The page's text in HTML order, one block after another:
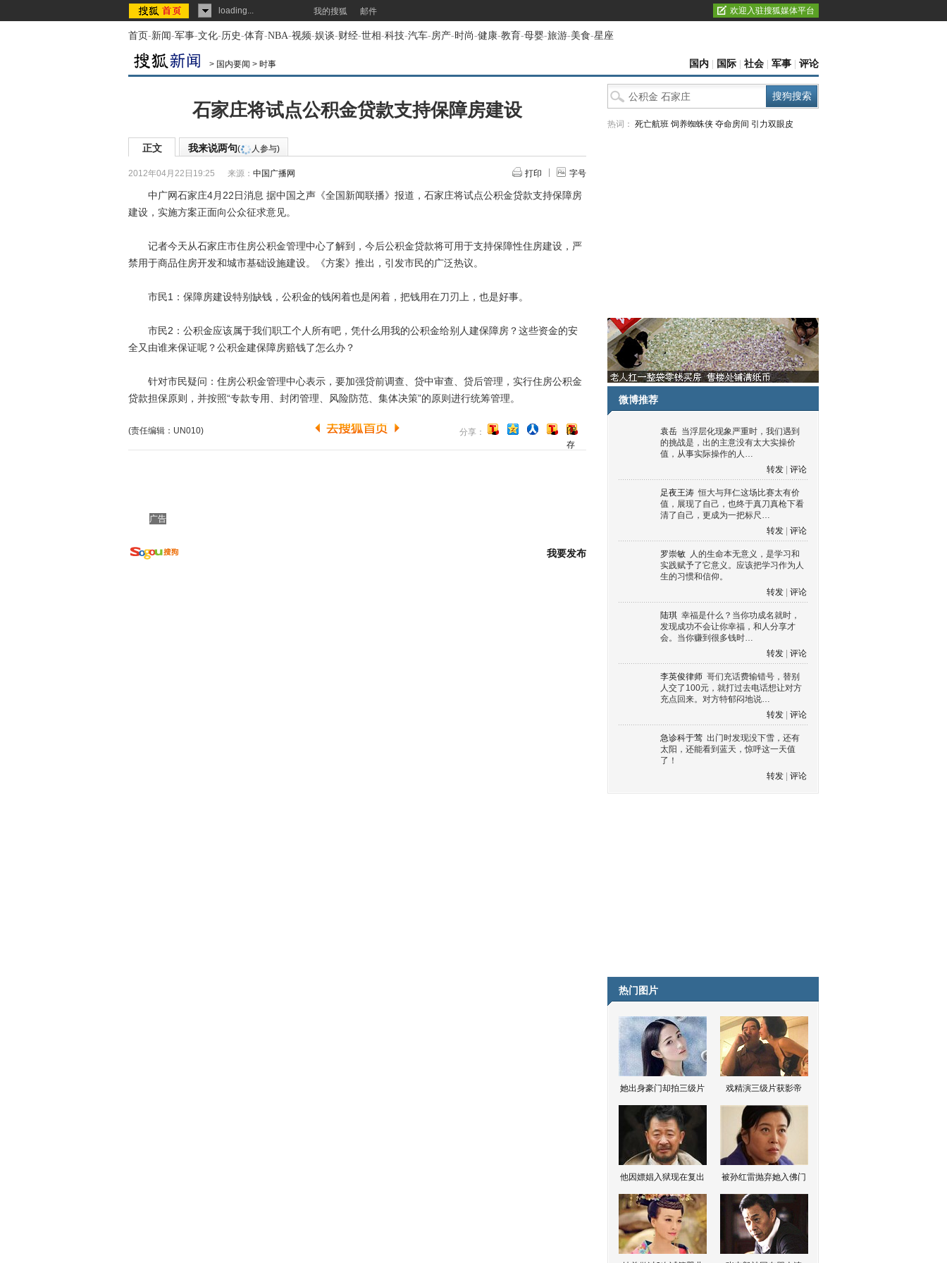
loading... 我的搜狐 邮件 欢迎入驻搜狐媒体平台
首页-新闻-军事-文化-历史-体育-NBA-视频-娱谈-财经-世相-科技-汽车-房产-时尚-健康-教育-母婴-旅游-美食-星座
> 国内要闻 > 时事 国内 国际 社会 军事 评论
石家庄将试点公积金贷款支持保障房建设
正文 我来说两句( 人参与)
2012年04月22日19:25 来源： 中国广播网 打印 字号
中广网石家庄4月22日消息 据中国之声《全国新闻联播》报道，石家庄将试点公积金贷款支持保障房
建设，实施方案正面向公众征求意见。
记者今天从石家庄市住房公积金管理中心了解到，今后公积金贷款将可用于支持保障性住房建设，严
禁用于商品住房开发和城市基础设施建设。《方案》推出，引发市民的广泛热议。
市民1：保障房建设特别缺钱，公积金的钱闲着也是闲着，把钱用在刀刃上，也是好事。
市民2：公积金应该属于我们职工个人所有吧，凭什么用我的公积金给别人建保障房？这些资金的安
全又由谁来保证呢？公积金建保障房赔钱了怎么办？
针对市民疑问：住房公积金管理中心表示，要加强贷前调查、贷中审查、贷后管理，实行住房公积金
贷款担保原则，并按照“专款专用、封闭管理、风险防范、集体决策”的原则进行统筹管理。
(责任编辑：UN010) 分享：
[保
存
广告
我要发布
热词： 死亡航班 饲养蜘蛛侠 夺命房间 引力双眼皮
微博推荐
袁岳 当浮层化现象严重时，我们遇到
的挑战是，出的主意没有太大实操价
值，从事实际操作的人…
转发
评论
足夜王涛 恒大与拜仁这场比赛太有价
值，展现了自己，也终于真刀真枪下看
清了自己，更成为一把标尺…
转发
评论
罗崇敏 人的生命本无意义，是学习和
实践赋予了它意义。应该把学习作为人
生的习惯和信仰。
转发
评论
陆琪 幸福是什么？当你功成名就时，
发现成功不会让你幸福，和人分享才
会。当你赚到很多钱时…
转发
评论
李英俊律师 哥们充话费输错号，替别
人交了100元，就打过去电话想让对方
充点回来。对方特郁闷地说…
转发
评论
急诊科于莺 出门时发现没下雪，还有
太阳，还能看到蓝天，惊呼这一天值
了！
转发
评论
热门图片
她出身豪门却拍三级片 戏精演三级片获影帝
他因嫖娼入狱现在复出 被孙红雷抛弃她入佛门